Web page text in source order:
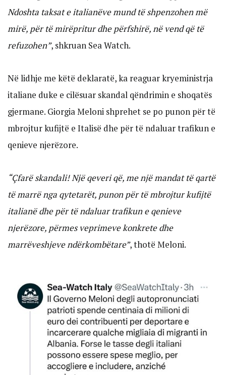
Ndoshta taksat e italianëve mund të shpenzohen më
mirë, për të mirëpritur dhe përfshirë, në vend që të
refuzohen”, shkruan Sea Watch.
Në lidhje me këtë deklaratë, ka reaguar kryeministrja
italiane duke e cilësuar skandal qëndrimin e shoqatës
gjermane. Giorgia Meloni shprehet se po punon për të
mbrojtur kufijtë e Italisë dhe për të ndaluar trafikun e
qenieve njerëzore.
“Çfarë skandali! Një qeveri që, me një mandat të qartë
të marrë nga qytetarët, punon për të mbrojtur kufijtë
italianë dhe për të ndaluar trafikun e qenieve
njerëzore, përmes veprimeve konkrete dhe
marrëveshjeve ndërkombëtare”, thotë Meloni.